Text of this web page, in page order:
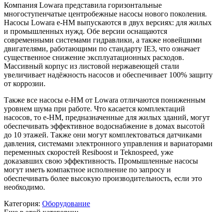
Компания Lowara представила горизонтальные
многоступенчатые центробежные насосы нового поколения.
Насосы Lowara e-HM выпускаются в двух версиях: для жилых
и промышленных нужд. Обе версии оснащаются
современными системами гидравлики, а также новейшими
двигателями, работающими по стандарту IE3, что означает
существенное снижение эксплуатационных расходов.
Массивный корпус из листовой нержавеющей стали
увеличивает надёжность насосов и обеспечивает 100% защиту
от коррозии.
Также все насосы e-HM от Lowara отличаются пониженным
уровнем шума при работе. Что касается комплектаций
насосов, то e-HM, предназначенные для жилых зданий, могут
обеспечивать эффективное водоснабжение в домах высотой
до 10 этажей. Также они могут комплектоваться датчиками
давления, системами электронного управления и вариаторами
переменных скоростей Resiboost и Teknospeed, уже
доказавших свою эффективность. Промышленные насосы
могут иметь компактное исполнение по запросу и
обеспечивать более высокую производительность, если это
необходимо.
Категория: Оборудование